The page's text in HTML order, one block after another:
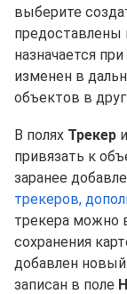
выберите
предоставлены
назначается
изменен в
объектов в
В полях Трекер и
привязать к
заранее
трекеров,
трекера можно
сохранения
добавлен
записан в поле